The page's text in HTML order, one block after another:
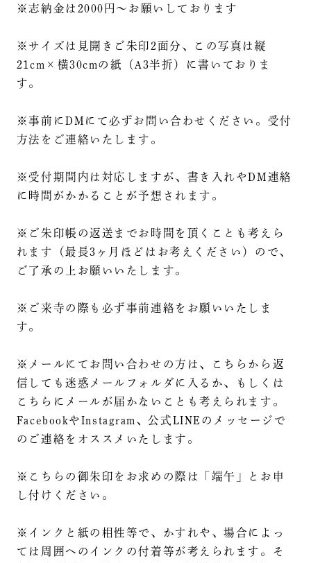
※志納金は2000円～お願いしております
※サイズは見開きご朱印2面分、この写真は縦
21cm×横30cmの紙（A3半折）に書いておりま
す。
※事前にDMにて必ずお問い合わせください。受付
方法をご連絡いたします。
※受付期間内は対応しますが、書き入れやDM連絡
に時間がかかることが予想されます。
※ご朱印帳の返送までお時間を頂くことも考えら
れます（最長3ヶ月ほどはお考えください）ので、
ご了承の上お願いいたします。
※ご来寺の際も必ず事前連絡をお願いいたしま
す。
※メールにてお問い合わせの方は、こちらから返
信しても迷惑メールフォルダに入るか、もしくは
こちらにメールが届かないことも考えられます。
FacebookやInstagram、公式LINEのメッセージで
のご連絡をオススメいたします。
※こちらの御朱印をお求めの際は「端午」とお申
し付けください。
※インクと紙の相性等で、かすれや、場合によっ
ては周囲へのインクの付着等が考えられます。そ